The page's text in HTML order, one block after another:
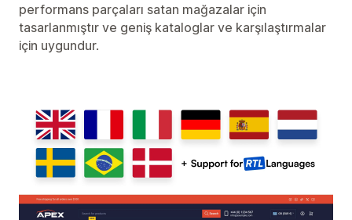
performans parçaları satan mağazalar için
tasarlanmıştır ve geniş kataloglar ve karşılaştırmalar
için uygundur.